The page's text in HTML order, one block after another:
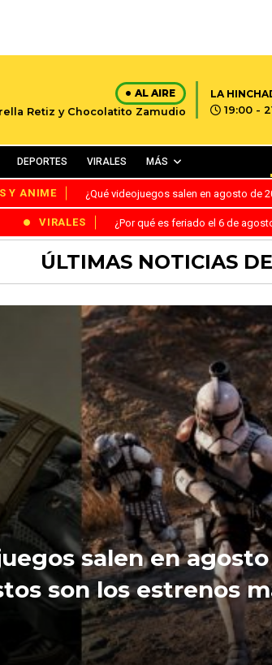
AL AIRE
Retiz y Chocolatito Zamudio
LA
19:00 -
DEPORTES VIRALES MÁS
Y ANIME ¿Qué videojuegos salen en agosto de
VIRALES ¿Por qué es feriado el 6 de
ÚLTIMAS NOTICIAS
salen en agosto
son los estrenos